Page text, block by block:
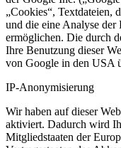
„Cookies“, Textdateien,
und die eine Analyse der
ermöglichen. Die durch
Ihre Benutzung dieser
von Google in den USA
IP-Anonymisierung
Wir haben auf dieser
aktiviert. Dadurch wird
Mitgliedstaaten der